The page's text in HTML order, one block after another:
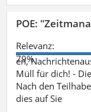
POE:
Relevanz:
79%
en,
Müll für dich! -
Nach den
dies auf Sie